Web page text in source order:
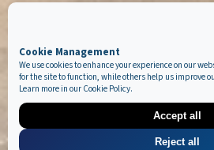
Cookie Management
We use cookies to enhance your experience on our
for the site to function, while others help us improve
Learn more in our Cookie Policy.
Accept all
Reject all